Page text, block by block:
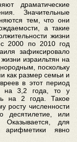
драматические
Значительные
тем, что они
а такие
жизни
с 2000 по 2010 год
зафиксировало
израильтян на
поскольку
как размер семьи и
в этот период
на 3,2 года, то у
на 2 года. Такое
росту численности
десятилетие, или
Оказывается, для
арифметики явно